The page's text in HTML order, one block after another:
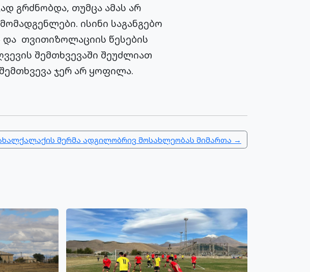
გრძნობდა, თუმცა ამას არ
ისინი საგანგებო
და თვითიზოლაციის წესების
შემთხვევაში შეუძლიათ
ჯერ არ ყოფილა.
მერმა ადგილობრივ მოსახლეობას მიმართა →